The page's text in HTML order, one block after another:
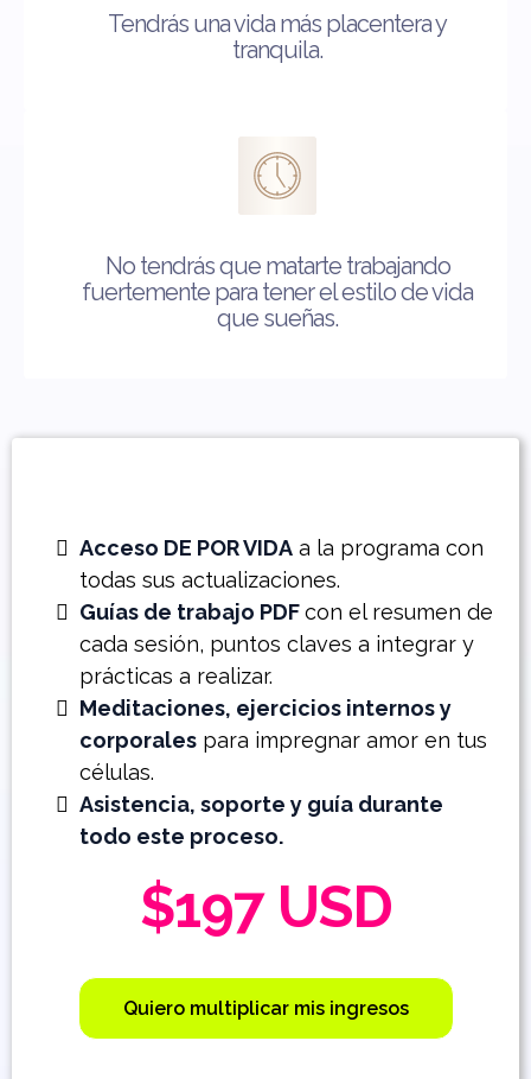
Tendrás una vida más placentera y
tranquila.
No tendrás que matarte trabajando
fuertemente para tener el estilo de vida
que sueñas.
Acceso DE POR VIDA a la programa con
todas sus actualizaciones.
Guías de trabajo PDFcon el resumen de
cada sesión, puntos claves a integrar y
prácticas a realizar.
Meditaciones, ejercicios internos y
corporales para impregnar amor en tus
células.
Asistencia, soporte y guía durante
todo este proceso.
$197 USD
Quiero multiplicar mis ingresos